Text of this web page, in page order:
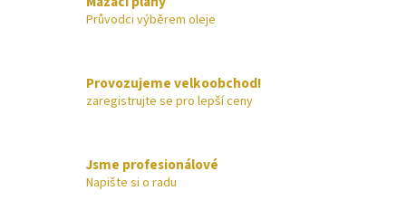
d
p
r
v
Průvodci výběrem oleje
Provozujeme velkoobchod!
zaregistrujte se pro lepší ceny
Jsme profesionálové
Napište si o radu